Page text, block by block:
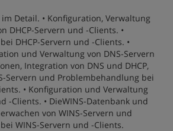
im Detail. • Konfiguration, Verwaltung
DHCP-Servern und -Clients. •
DHCP-Servern und -Clients. •
und Verwaltung von DNS-Servern
Integration von DNS und DHCP,
Servern und Problembehandlung bei
• Konfiguration und Verwaltung
-Clients. • DieWINS-Datenbank und
von WINS-Servern und
WINS-Servern und -Clients.